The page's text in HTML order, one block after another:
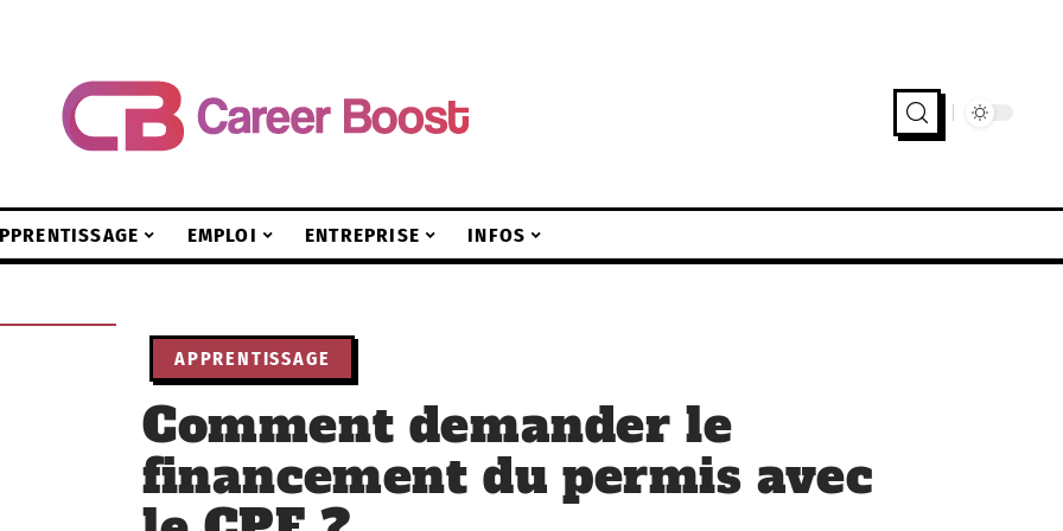
EMPLOI ENTREPRISE INFOS
APPRENTISSAGE
Comment demander le
financement du permis avec